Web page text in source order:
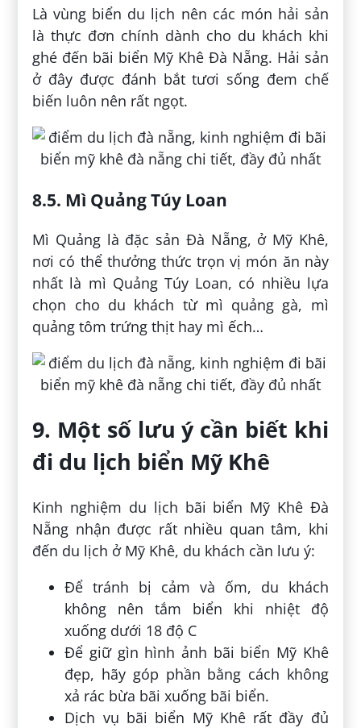
Là vùng biển du lịch nên các món hải sản
là thực đơn chính dành cho du khách khi
ghé đến bãi biển Mỹ Khê Đà Nẵng. Hải sản
ở đây được đánh bắt tươi sống đem chế
biến luôn nên rất ngọt.
8.5. Mì Quảng Túy Loan
Mì Quảng là đặc sản Đà Nẵng, ở Mỹ Khê,
nơi có thể thưởng thức trọn vị món ăn này
nhất là mì Quảng Túy Loan, có nhiều lựa
chọn cho du khách từ mì quảng gà, mì
quảng tôm trứng thịt hay mì ếch…
9. Một số lưu ý cần biết khi
đi du lịch biển Mỹ Khê
Kinh nghiệm du lịch bãi biển Mỹ Khê Đà
Nẵng nhận được rất nhiều quan tâm, khi
đến du lịch ở Mỹ Khê, du khách cần lưu ý:
Để tránh bị cảm và ốm, du khách
không nên tắm biển khi nhiệt độ
xuống dưới 18 độ C
Để giữ gìn hình ảnh bãi biển Mỹ Khê
đẹp, hãy góp phần bằng cách không
xả rác bừa bãi xuống bãi biển.
Dịch vụ bãi biển Mỹ Khê rất đầy đủ